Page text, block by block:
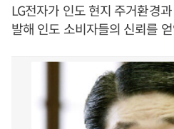
LG전자가 인도 현지 주거환경
발해 인도 소비자들의 신뢰를